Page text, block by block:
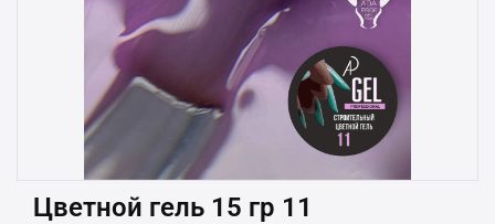
Цветной гель 15 гр 11